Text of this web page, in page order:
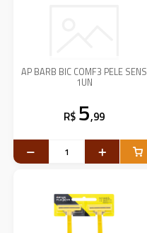
AP BARB BIC COMF3 PELE SENS
1UN
R$ 5,99